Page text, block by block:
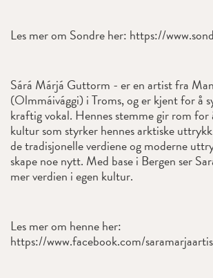
Les mer om Sondre her: https://
Sárá Márjá Guttorm - er en artist fra
(Olmmáivággi) i Troms, og er kjent for å
kraftig vokal. Hennes stemme gir rom for
kultur som styrker hennes arktiske
de tradisjonelle verdiene og moderne
skape noe nytt. Med base i Bergen ser
mer verdien i egen kultur.
Les mer om henne her:
https://www.facebook.com/